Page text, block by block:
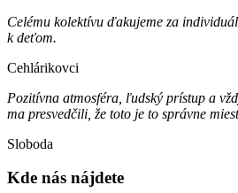
Celému kolektívu ďakujeme za
k deťom.
Cehlárikovci
Pozitívna atmosféra, ľudský prístup a
ma presvedčili, že toto je to správne
Sloboda
Kde nás nájdete